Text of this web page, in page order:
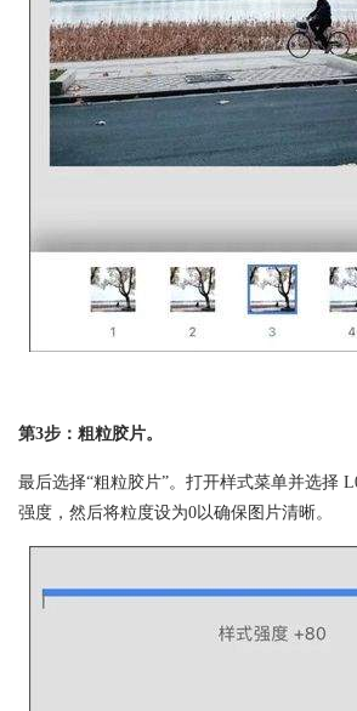
第3步：粗粒胶片。
最后选择“粗粒胶片”。打开样式菜单并选择
强度，然后将粒度设为0以确保图片清晰。